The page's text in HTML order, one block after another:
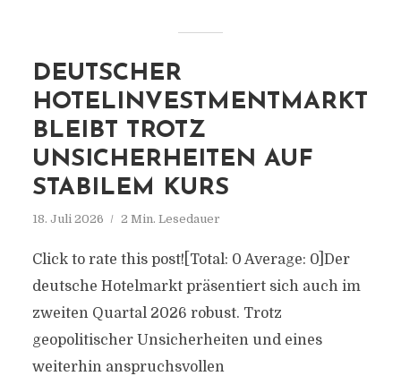
DEUTSCHER
HOTELINVESTMENTMARKT
BLEIBT TROTZ
UNSICHERHEITEN AUF
STABILEM KURS
18. Juli 2026 2 Min. Lesedauer
Click to rate this post![Total: 0 Average: 0]Der
deutsche Hotelmarkt präsentiert sich auch im
zweiten Quartal 2026 robust. Trotz
geopolitischer Unsicherheiten und eines
weiterhin anspruchsvollen